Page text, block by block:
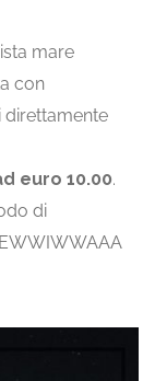
mare
con
direttamente
euro 10.00.
di